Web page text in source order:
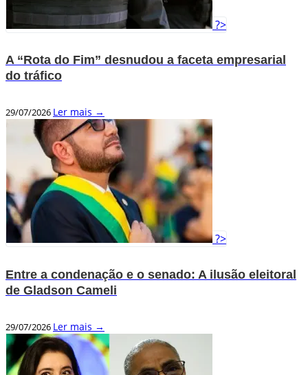
?>
A “Rota do Fim” desnudou a faceta empresarial
do tráfico
29/07/2026 Ler mais →
?>
Entre a condenação e o senado: A ilusão eleitoral
de Gladson Cameli
29/07/2026 Ler mais →